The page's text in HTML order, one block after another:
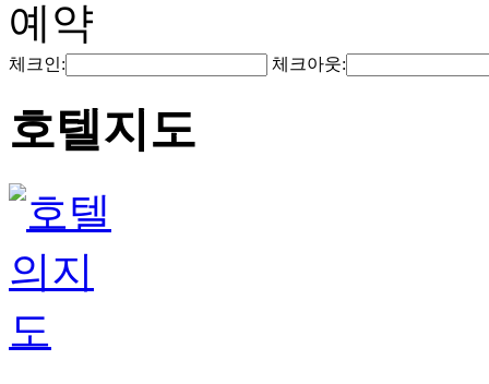
예약
체크인: 체크아웃:
호텔지도